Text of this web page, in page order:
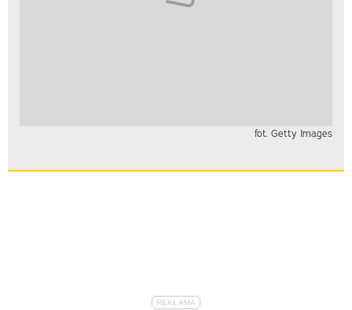
fot. Getty Images